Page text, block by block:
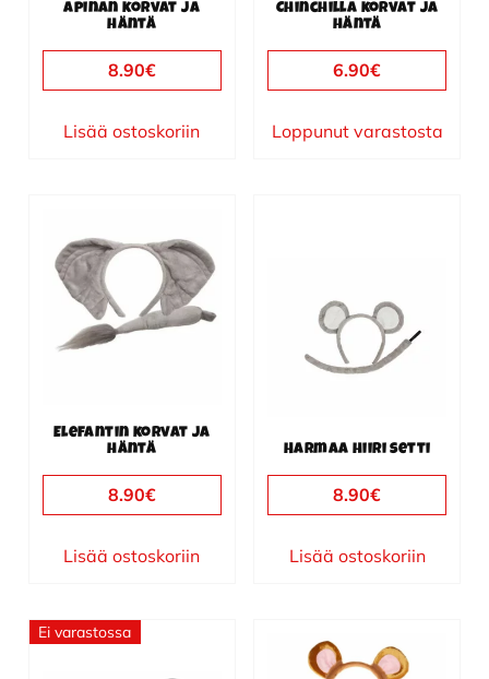
Apinan korvat ja
häntä
8.90€
Lisää ostoskoriin
Chinchilla korvat ja
häntä
6.90€
Loppunut varastosta
Elefantin korvat ja
häntä
8.90€
Lisää ostoskoriin
Harmaa hiiri setti
8.90€
Lisää ostoskoriin
Ei varastossa